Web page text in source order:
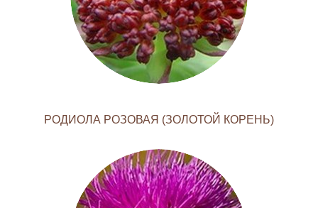
РОДИОЛА РОЗОВАЯ (ЗОЛОТОЙ КОРЕНЬ)